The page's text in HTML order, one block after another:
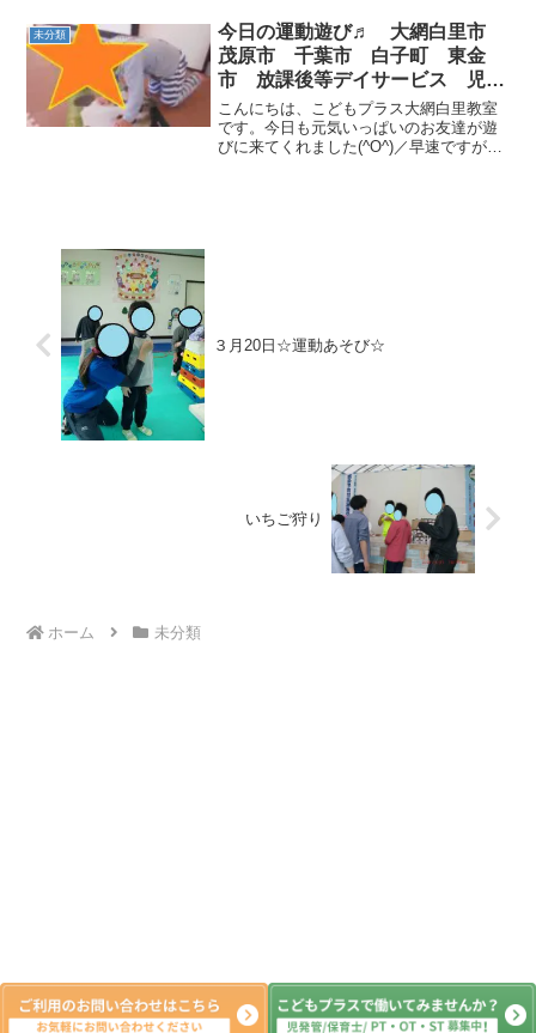
いながらもお友達と一緒に行うことで、
社会性や協調性も養...
未分類
今日の運動遊び♬ 大網白里市
茂原市 千葉市 白子町 東金
市 放課後等デイサービス 児童
発達支援
こんにちは、こどもプラス大網白里教室
です。今日も元気いっぱいのお友達が遊
びに来てくれました(^O^)／早速ですが今
３月20日☆運動あそび☆
いちご狩り
ホーム 未分類